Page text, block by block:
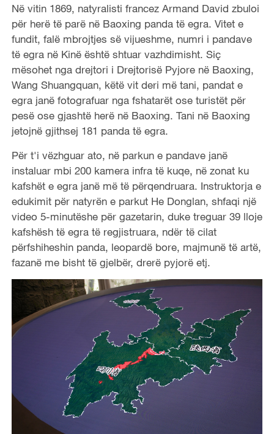
Në vitin 1869, natyralisti francez Armand David zbuloi
për herë të parë në Baoxing panda të egra. Vitet e
fundit, falë mbrojtjes së vijueshme, numri i pandave
të egra në Kinë është shtuar vazhdimisht. Siç
mësohet nga drejtori i Drejtorisë Pyjore në Baoxing,
Wang Shuangquan, këtë vit deri më tani, pandat e
egra janë fotografuar nga fshatarët ose turistët për
pesë ose gjashtë herë në Baoxing. Tani në Baoxing
jetojnë gjithsej 181 panda të egra.
Për t'i vëzhguar ato, në parkun e pandave janë
instaluar mbi 200 kamera infra të kuqe, në zonat ku
kafshët e egra janë më të përqendruara. Instruktorja e
edukimit për natyrën e parkut He Donglan, shfaqi një
video 5-minutëshe për gazetarin, duke treguar 39 lloje
kafshësh të egra të regjistruara, ndër të cilat
përfshiheshin panda, leopardë bore, majmunë të artë,
fazanë me bisht të gjelbër, drerë pyjorë etj.